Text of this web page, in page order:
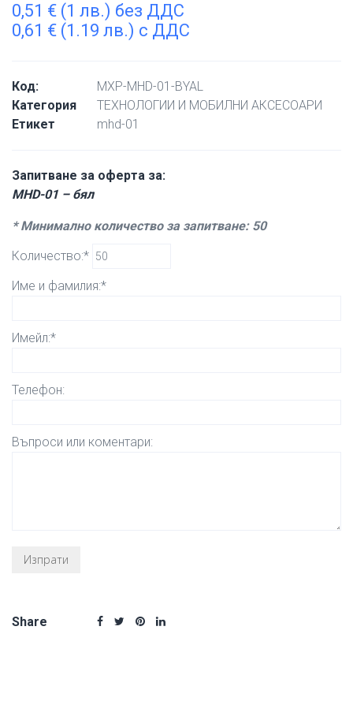
0,51 € (1 лв.) без ДДС
0,61 € (1.19 лв.) с ДДС
Код:
MXP-MHD-01-BYAL
Категория
ТЕХНОЛОГИИ И МОБИЛНИ АКСЕСОАРИ
Етикет
mhd-01
Запитване за оферта за:
MHD-01 – бял
* Минимално количество за запитване: 50
Количество:*
Име и фамилия:*
Имейл:*
Телефон:
Въпроси или коментари:
Share